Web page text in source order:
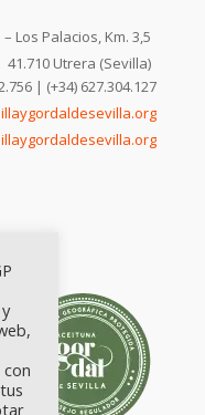
Los Palacios, Km. 3,5
41.710 Utrera (Sevilla)
| (+34) 627.304.127